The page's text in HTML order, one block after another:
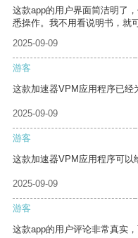
这款app的用户界面简洁明了
悉操作。我不用看说明书，就
2025-09-09
游客
这款加速器VPM应用程序已经
2025-09-09
游客
这款加速器VPM应用程序可以
2025-09-09
游客
这款app的用户评论非常真实